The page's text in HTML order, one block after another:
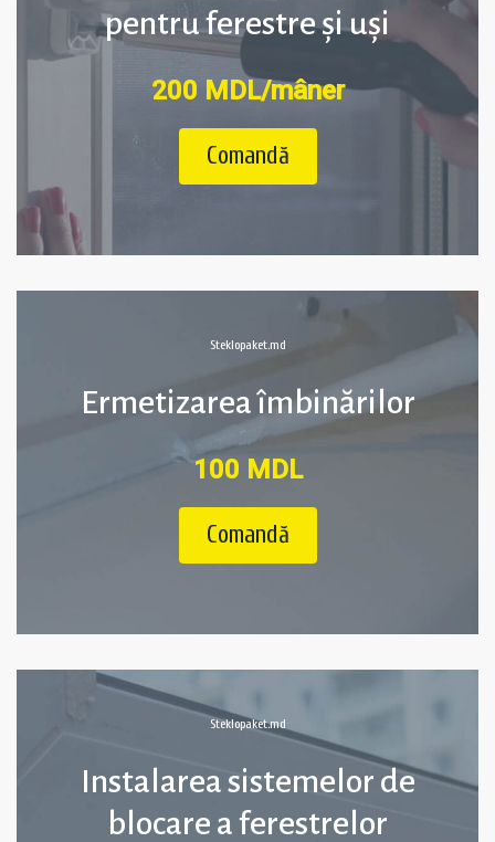
pentru ferestre și uși
200 MDL/mâner
Comandă
Steklopaket.md
Ermetizarea îmbinărilor
100 MDL
Comandă
Steklopaket.md
Instalarea sistemelor de
blocare a ferestrelor